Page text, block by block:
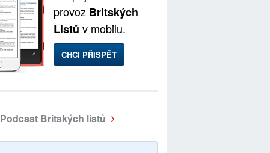
provoz Britských
Listů v mobilu.
CHCI PŘISPĚT
Podcast Britských listů